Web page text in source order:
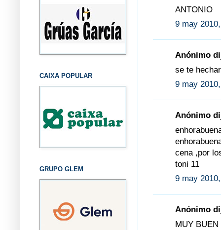
ANTONIO
9 may
Anónimo
se te
9 may
Anónimo
cena ,por
toni 11
9 may
Anónimo
MUY
CAIXA POPULAR
GRUPO GLEM